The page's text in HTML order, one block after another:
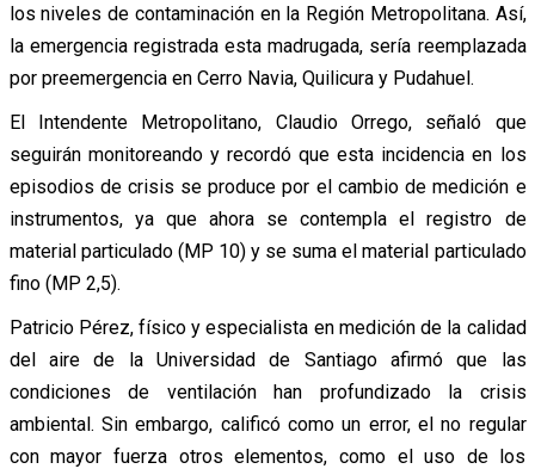
los niveles de contaminación en la Región Metropolitana. Así,
la emergencia registrada esta madrugada, sería reemplazada
por preemergencia en Cerro Navia, Quilicura y Pudahuel.
El Intendente Metropolitano, Claudio Orrego, señaló que
seguirán monitoreando y recordó que esta incidencia en los
episodios de crisis se produce por el cambio de medición e
instrumentos, ya que ahora se contempla el registro de
material particulado (MP 10) y se suma el material particulado
fino (MP 2,5).
Patricio Pérez, físico y especialista en medición de la calidad
del aire de la Universidad de Santiago afirmó que las
condiciones de ventilación han profundizado la crisis
ambiental. Sin embargo, calificó como un error, el no regular
con mayor fuerza otros elementos, como el uso de los